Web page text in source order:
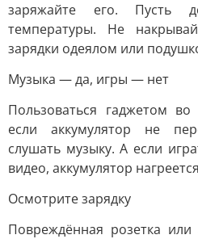
заряжайте его. Пусть
температуры. Не
зарядки одеялом или
Музыка — да, игры — нет
Пользоваться гаджетом
если аккумулятор не
слушать музыку. А если
видео, аккумулятор
Осмотрите зарядку
Повреждённая розетка